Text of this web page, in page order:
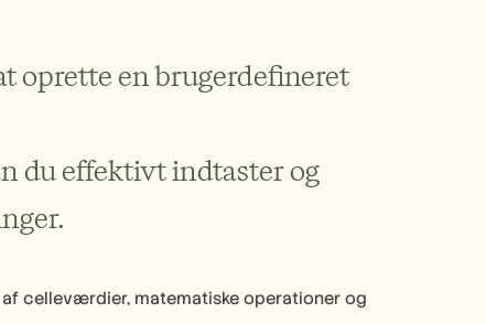
oprette en brugerdefineret
du effektivt indtaster og
celleværdier, matematiske operationer og